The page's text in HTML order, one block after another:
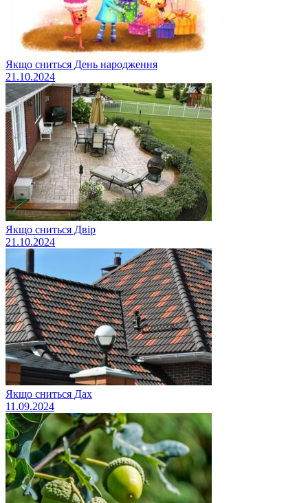
Якщо сниться День народження
21.10.2024
Якщо сниться Двір
21.10.2024
Якщо сниться Дах
11.09.2024